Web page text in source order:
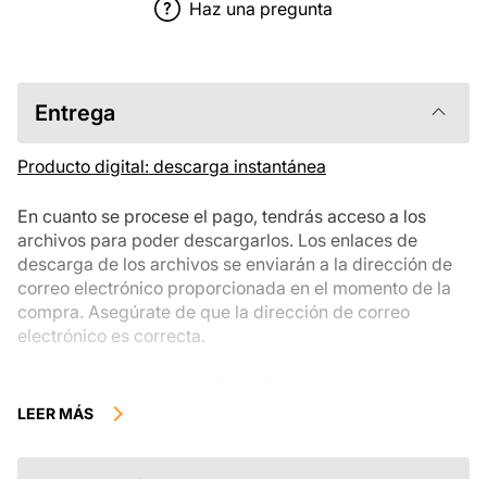
Haz una pregunta
Entrega
Producto digital: descarga instantánea
En cuanto se procese el pago, tendrás acceso a los
archivos para poder descargarlos. Los enlaces de
descarga de los archivos se enviarán a la dirección de
correo electrónico proporcionada en el momento de la
compra. Asegúrate de que la dirección de correo
electrónico es correcta.
instantánea no se pueden devolver, cambiar ni cancelar
descripción del producto atentamente antes de
LEER MÁS